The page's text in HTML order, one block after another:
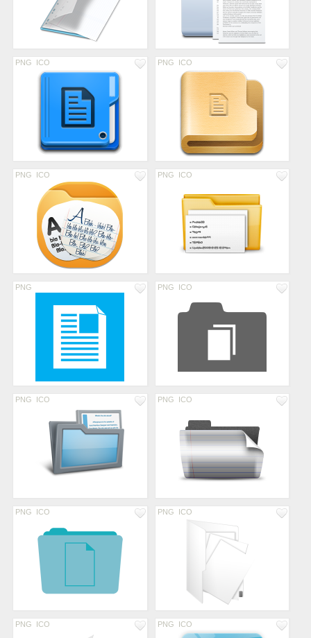
PNG ICO PNG ICO
PNG ICO PNG ICO
PNG PNG ICO
PNG ICO PNG ICO
PNG ICO PNG ICO
PNG ICO PNG ICO